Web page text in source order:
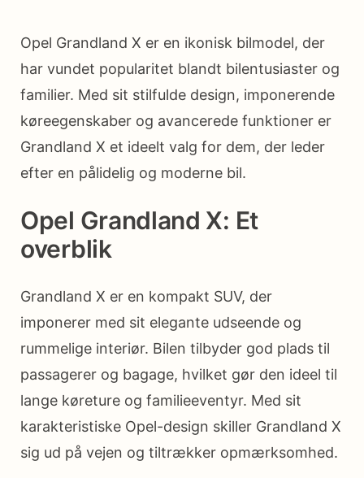
Opel Grandland X er en ikonisk bilmodel, der
har vundet popularitet blandt bilentusiaster og
familier. Med sit stilfulde design, imponerende
køreegenskaber og avancerede funktioner er
Grandland X et ideelt valg for dem, der leder
efter en pålidelig og moderne bil.
Opel Grandland X: Et
overblik
Grandland X er en kompakt SUV, der
imponerer med sit elegante udseende og
rummelige interiør. Bilen tilbyder god plads til
passagerer og bagage, hvilket gør den ideel til
lange køreture og familieeventyr. Med sit
karakteristiske Opel-design skiller Grandland X
sig ud på vejen og tiltrækker opmærksomhed.